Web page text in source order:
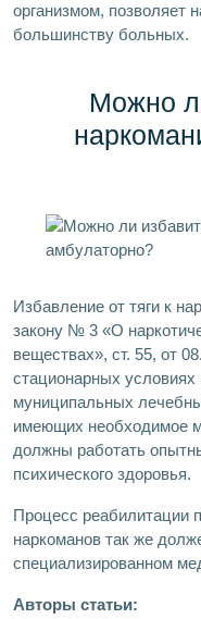
организмом, позволяет
большинству больных.
Можно
Избавление от тяги к
закону № 3 «О
веществах», ст. 55, от
стационарных условиях
муниципальных
имеющих необходимое
должны работать
психического здоровья.
Процесс реабилитации
наркоманов так же
специализированном
Авторы статьи: